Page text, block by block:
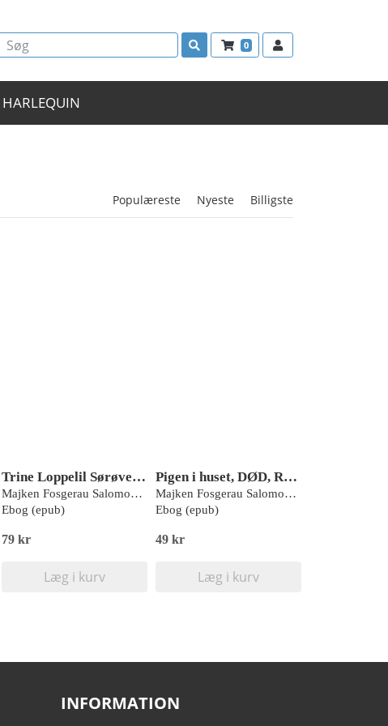
0
HARLEQUIN
Populæreste Nyeste Billigste
Trine Loppelil Sørøverhjerte 1 – Normalfesten
Majken Fosgerau Salomonsen
Ebog (epub)
79 kr
Læg i kurv
Pigen i huset, DØD, Rød Læseklub
Majken Fosgerau Salomonsen
Ebog (epub)
49 kr
Læg i kurv
INFORMATION